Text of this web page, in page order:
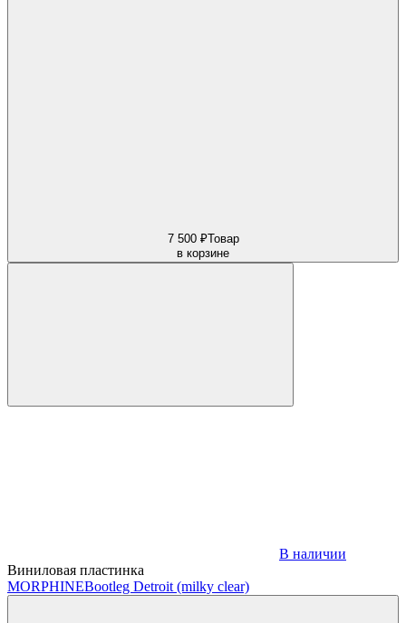
7 500 ₽Товар
в корзине
В наличии
Виниловая пластинка
MORPHINEBootleg Detroit (milky clear)